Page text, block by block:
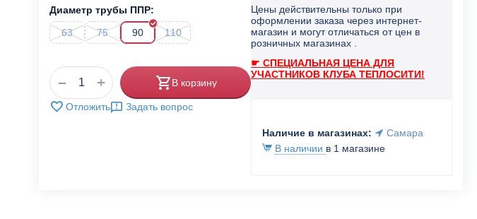
Диаметр трубы ППР:
63
75 90 110
+
− В корзину
Отложить Задать вопрос
Цены действительны только при
оформлении заказа через интернет-
магазин и могут отличаться от цен в
розничных магазинах .
☛ СПЕЦИАЛЬНАЯ ЦЕНА ДЛЯ
УЧАСТНИКОВ КЛУБА ТЕПЛОСИТИ!
Наличие в магазинах:
Самара
В наличии в 1 магазине